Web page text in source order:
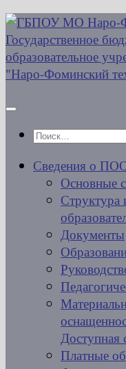
Перейти
к
содержимому
Найти:
Сведения о
Основные
Структура
Документы
Доступная
Платные